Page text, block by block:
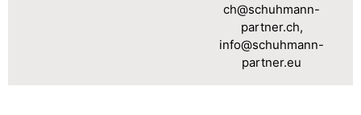
ch@schuhmann-
partner.ch,
info@schuhmann-
partner.eu